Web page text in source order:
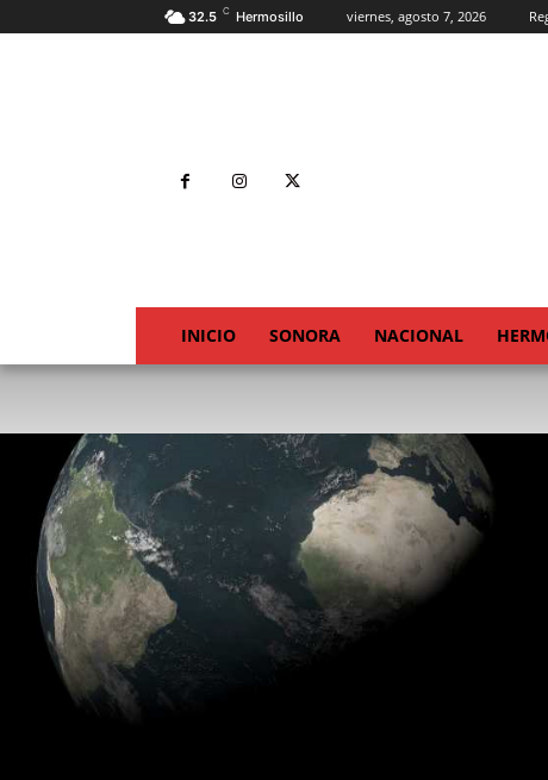
32.5 C Hermosillo viernes, agosto 7, 2026
INICIO SONORA NACIONAL